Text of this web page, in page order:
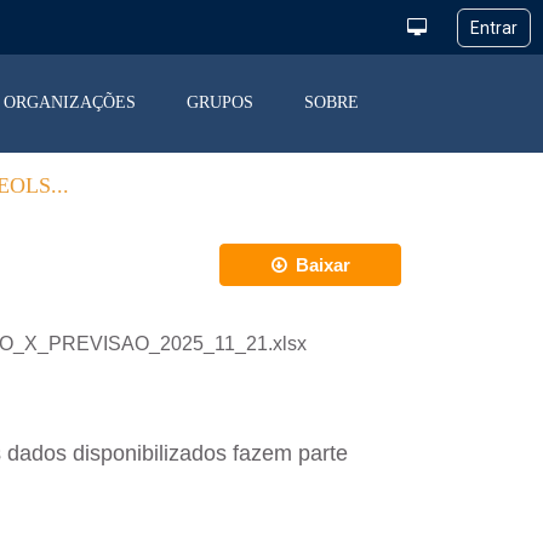
ORGANIZAÇÕES GRUPOS SOBRE
Baixar
disponibilizados fazem parte